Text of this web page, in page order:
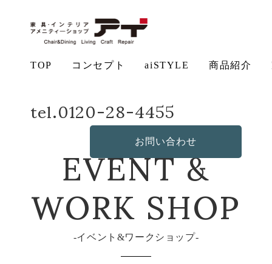
TOP コンセプト
無垢
お手入れ 保証につ
aiSTYLE
コー
商品紹介
テー
ソフ
ベッ
ド
デス
ク
作・オリ その他の
tel.0120-28-4455
お問い合わせ
EVENT &
WORK SHOP
イベント&ワークショップ